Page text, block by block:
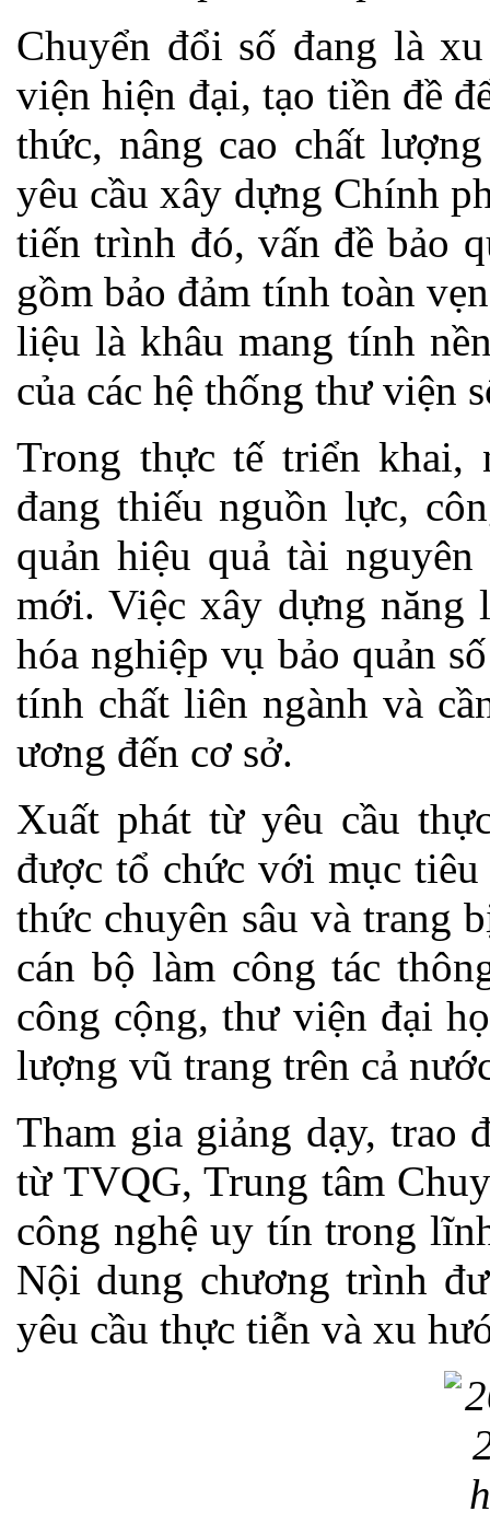
Chuyển đổi số đang là
viện hiện đại, tạo tiền đề
thức, nâng cao chất
yêu cầu xây dựng Chính
tiến trình đó, vấn đề bảo
gồm bảo đảm tính toàn
liệu là khâu mang tính
của các hệ thống thư viện
Trong thực tế triển
đang thiếu nguồn lực,
quản hiệu quả tài
mới. Việc xây dựng năng
hóa nghiệp vụ bảo quản
tính chất liên ngành và
ương đến cơ sở.
Xuất phát từ yêu cầu
được tổ chức với mục
thức chuyên sâu và trang
cán bộ làm công tác
công cộng, thư viện đại
lượng vũ trang trên cả
Tham gia giảng dạy, trao
từ TVQG, Trung tâm
công nghệ uy tín trong
Nội dung chương trình
yêu cầu thực tiễn và xu